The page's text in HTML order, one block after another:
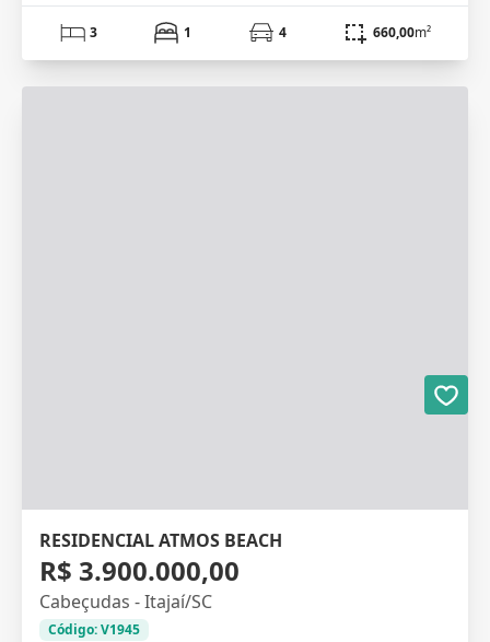
3 1 4 660,00m²
RESIDENCIAL ATMOS BEACH
R$ 3.900.000,00
Cabeçudas - Itajaí/SC
Código: V1945